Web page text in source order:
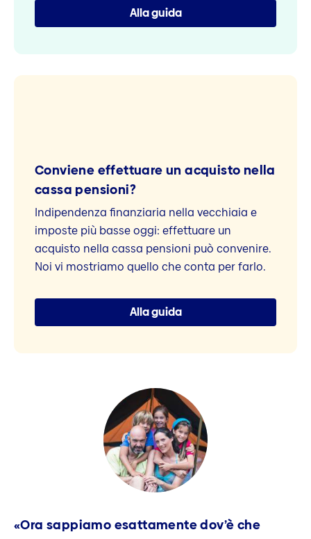
Alla guida
Conviene effettuare un acquisto nella
cassa pensioni?
Indipendenza finanziaria nella vecchiaia e
imposte più basse oggi: effettuare un
acquisto nella cassa pensioni può convenire.
Noi vi mostriamo quello che conta per farlo.
Alla guida
«Ora sappiamo esattamente dov’è che